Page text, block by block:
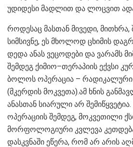
უდიდესი მადლით და ლოცვით
როდესაც მასთან მივედი, მითხრა,
სიმსივნე, ეს მხოლოდ ცხიმის
დედა ანას ვეცოდები და ვარამს
შემდეგ ქიმიო–თერაპიის ექვსი
ბოლოს ოპერაცია – რადიკალური
(მკერდის მოკვეთა).ამ ხნის
ანასთან სიარული არ
ოპერაციის შემდეგ, მოკვეთილი
მორფოლოგიური კვლევა
დასკვნაში ეწერა, რომ არ არის